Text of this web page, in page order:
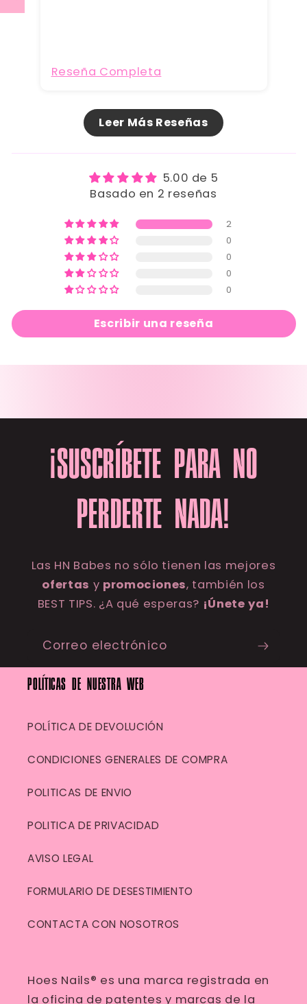
Reseña Completa
Leer Más Reseñas
5.00 de 5
Basado en 2 reseñas
2
0
0
0
0
Escribir una reseña
¡SUSCRÍBETE PARA NO
PERDERTE NADA!
Las HN Babes no sólo tienen las mejores
ofertas y promociones, también los
BEST TIPS. ¿A qué esperas? ¡Únete ya!
Correo electrónico
POLÍTICAS DE NUESTRA WEB
POLÍTICA DE DEVOLUCIÓN
CONDICIONES GENERALES DE COMPRA
POLITICAS DE ENVIO
POLITICA DE PRIVACIDAD
AVISO LEGAL
FORMULARIO DE DESESTIMIENTO
CONTACTA CON NOSOTROS
Hoes Nails® es una marca registrada en
la oficina de patentes y marcas de la